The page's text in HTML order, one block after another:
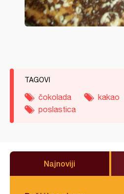
TAGOVI
čokolada
kakao
poslastica
Najnoviji